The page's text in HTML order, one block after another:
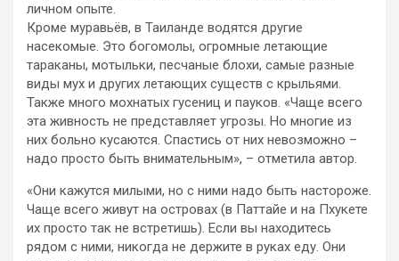
личном опыте.
Кроме муравьёв, в Таиланде водятся другие
насекомые. Это богомолы, огромные летающие
тараканы, мотыльки, песчаные блохи, самые разные
виды мух и других летающих существ с крыльями.
Также много мохнатых гусениц и пауков. «Чаще всего
эта живность не представляет угрозы. Но многие из
них больно кусаются. Спастись от них невозможно –
надо просто быть внимательным», – отметила автор.
«Они кажутся милыми, но с ними надо быть настороже.
Чаще всего живут на островах (в Паттайе и на Пхукете
их просто так не встретишь). Если вы находитесь
рядом с ними, никогда не держите в руках еду. Они